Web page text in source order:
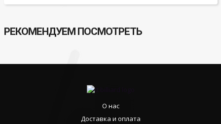
РЕКОМЕНДУЕМ ПОСМОТРЕТЬ
О нас
Доставка и оплата